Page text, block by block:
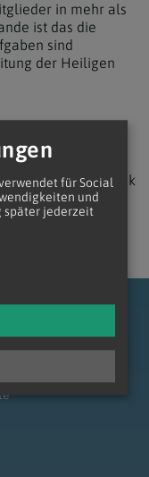
in mehr als
ist das die
sind
der Heiligen
zurück
für Social
und
später jederzeit